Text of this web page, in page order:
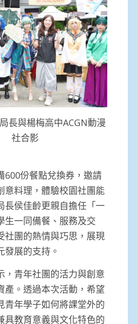
長與楊梅高中ACGN動漫
社合影
600份餐點兌換券，邀請
意料理，體驗校園社團能
長侯佳齡更親自擔任「一
生一同備餐、服務及交
社團的熱情與巧思，展現
發展的支持。
，青年社團的活力與創意
產。透過本次活動，希望
青年學子如何將課堂外的
具教育意義與文化特色的